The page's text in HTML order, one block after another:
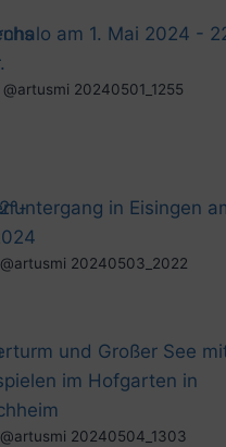
@artusmi 20240501_1255
@artusmi 20240503_2022
@artusmi 20240504_1303